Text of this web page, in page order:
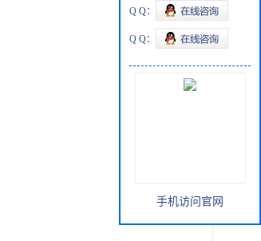
Q Q：
Q Q：
手机访问官网